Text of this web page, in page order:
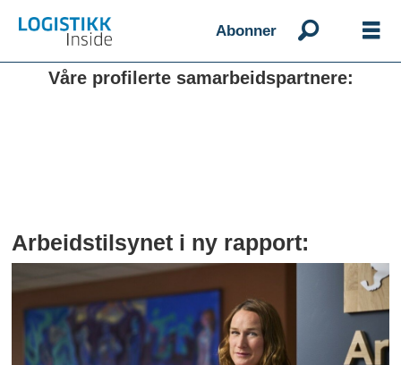
Abonner
Våre profilerte samarbeidspartnere:
Arbeidstilsynet i ny rapport: